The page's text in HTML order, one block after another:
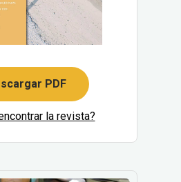
PDF
la revista?